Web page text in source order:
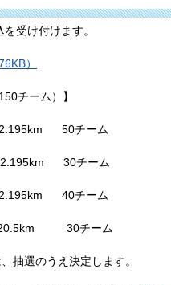
受け付けます。
）
チーム）】
50チーム
30チーム
40チーム
20.5km 30チーム
抽選のうえ決定します。